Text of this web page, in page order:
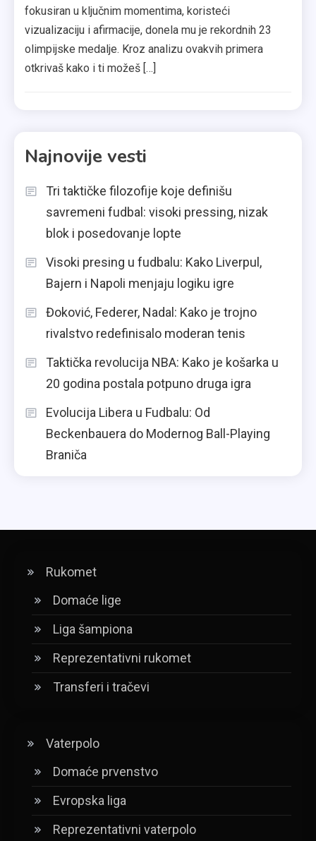
fokusiran u ključnim momentima, koristeći
vizualizaciju i afirmacije, donela mu je rekordnih 23
olimpijske medalje. Kroz analizu ovakvih primera
otkrivaš kako i ti možeš […]
Najnovije vesti
Tri taktičke filozofije koje definišu
savremeni fudbal: visoki pressing, nizak
blok i posedovanje lopte
Visoki presing u fudbalu: Kako Liverpul,
Bajern i Napoli menjaju logiku igre
Đoković, Federer, Nadal: Kako je trojno
rivalstvo redefinisalo moderan tenis
Taktička revolucija NBA: Kako je košarka u
20 godina postala potpuno druga igra
Evolucija Libera u Fudbalu: Od
Beckenbauera do Modernog Ball-Playing
Braniča
Rukomet
Domaće lige
Liga šampiona
Reprezentativni rukomet
Transferi i tračevi
Vaterpolo
Domaće prvenstvo
Evropska liga
Reprezentativni vaterpolo